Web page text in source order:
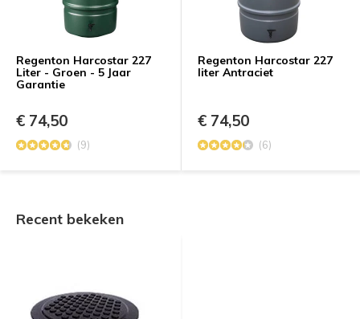
Regenton Harcostar 227
Liter - Groen - 5 Jaar
Garantie
€ 74,50
(9)
Regenton Harcostar 227
liter Antraciet
€ 74,50
(6)
Recent bekeken